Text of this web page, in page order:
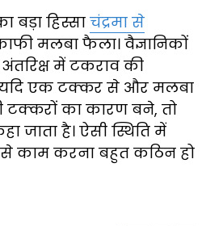
बड़ा हिस्सा चंद्रमा से
मलबा फैला। वैज्ञानिकों
में टकराव की
एक टक्कर से और मलबा
का कारण बने, तो
जाता है। ऐसी स्थिति में
से काम करना बहुत कठिन हो